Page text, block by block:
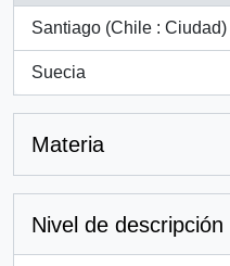
Santiago (Chile : Ciudad)
, 1 resultados
Suecia
, 1 resultados
Materia
Nivel de descripción